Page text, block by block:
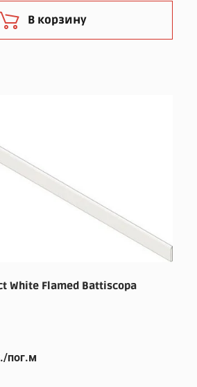
В корзину
White Flamed Battiscopa
пог.м